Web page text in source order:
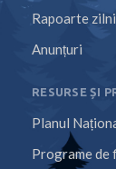
Rapoarte
Anunțuri
RESURSE ȘI
Planul
Programe de